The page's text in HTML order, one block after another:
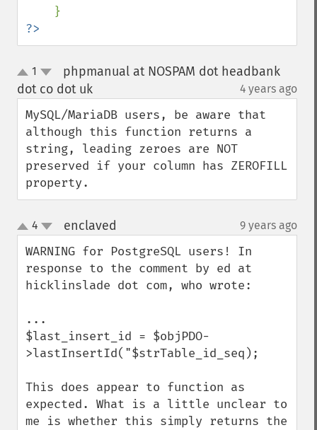
?>
up
down
1
phpmanual at NOSPAM dot headbank
dot co dot uk
4 years ago
MySQL/MariaDB users, be aware that
although this function returns a
string, leading zeroes are NOT
preserved if your column has ZEROFILL
property.
up
down
4 enclaved 9 years ago
WARNING for PostgreSQL users! In
response to the comment by ed at
hicklinslade dot com, who wrote:
...
$last_insert_id = $objPDO-
>lastInsertId("$strTable_id_seq);
This does appear to function as
expected. What is a little unclear to
me is whether this simply returns the